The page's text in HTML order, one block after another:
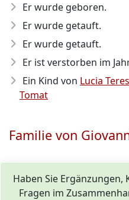
Er wurde geboren.
Er wurde getauft.
Er wurde getauft.
Er ist verstorben im
Ein Kind von Lucia
Tomat
Familie von
Haben Sie
Fragen im